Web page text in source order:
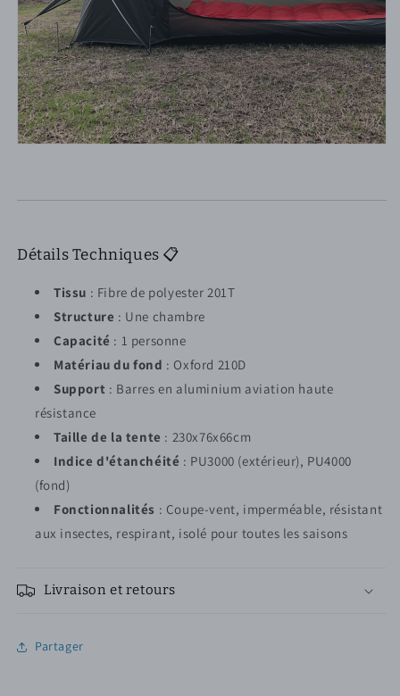
Détails Techniques 📋
Tissu : Fibre de polyester 201T
Structure : Une chambre
Capacité : 1 personne
Matériau du fond : Oxford 210D
Support : Barres en aluminium aviation haute
résistance
Taille de la tente : 230x76x66cm
Indice d'étanchéité : PU3000 (extérieur), PU4000
(fond)
Fonctionnalités : Coupe-vent, imperméable, résistant
aux insectes, respirant, isolé pour toutes les saisons
Livraison et retours
Partager